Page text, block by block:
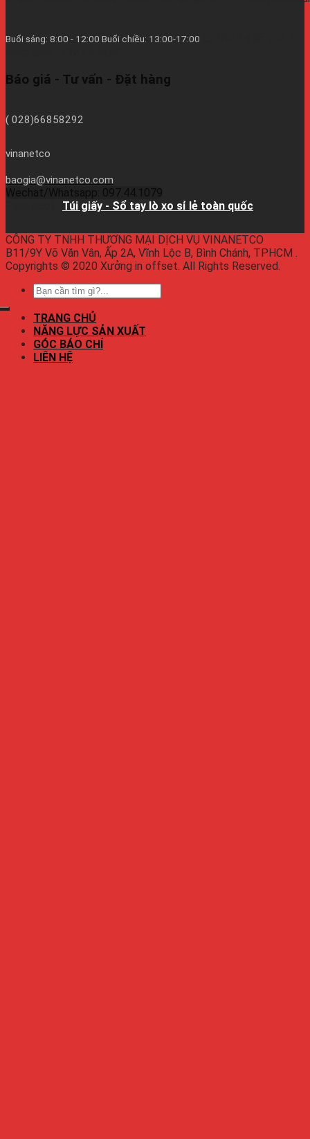
Buổi sáng: 8:00 - 12:00 Buổi chiều: 13:00-17:00
Báo giá - Tư vấn - Đặt hàng
( 028)66858292
vinanetco
baogia@vinanetco.com
Wechat/Whatsapp: 097.44.1079
Túi giấy - Sổ tay lò xo sỉ lẻ toàn quốc
CÔNG TY TNHH THƯƠNG MẠI DỊCH VỤ VINANETCO
B11/9Y Võ Văn Vân, Ấp 2A, Vĩnh Lộc B, Bình Chánh, TPHCM .
Copyrights © 2020 Xưởng in offset. All Rights Reserved.
TRANG CHỦ
NĂNG LỰC SẢN XUẤT
GÓC BÁO CHÍ
LIÊN HỆ